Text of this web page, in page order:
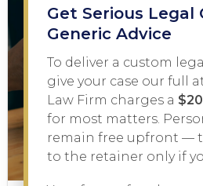
Get Serious Legal
Generic Advice
To deliver a custom
give your case our full
Law Firm charges a
for most matters.
remain free upfront —
to the retainer only if